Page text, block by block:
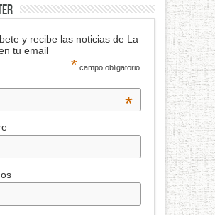
y recibe las noticias de La
tu email
* campo obligatorio
*